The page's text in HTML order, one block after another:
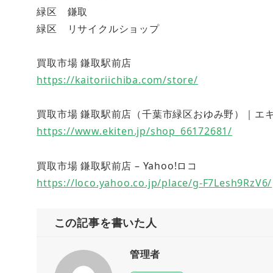
緑区 鎌取
緑区 リサイクルショップ
買取市場 鎌取駅前店
https://kaitoriichiba.com/store/
買取市場 鎌取駅前店（千葉市緑区おゆみ野）｜
https://www.ekiten.jp/shop_66172681/
買取市場 鎌取駅前店 – Yahoo!ロコ
https://loco.yahoo.co.jp/place/g-F7Lesh9RzV6/
この記事を書いた人
管理者